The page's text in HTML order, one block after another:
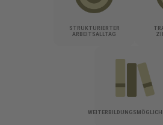
STRUKTURIERTER
ARBEITSALLTAG